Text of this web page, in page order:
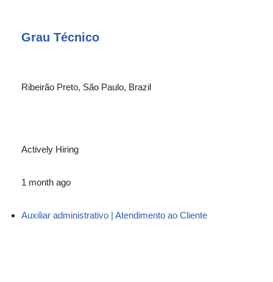
Grau Técnico
Ribeirão Preto, São Paulo, Brazil
Actively Hiring
1 month ago
Auxiliar administrativo | Atendimento ao Cliente